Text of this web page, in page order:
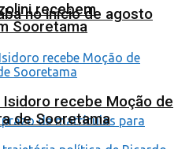
no início de agosto
recebem
Sooretama
Isidoro recebe Moção de
de Sooretama